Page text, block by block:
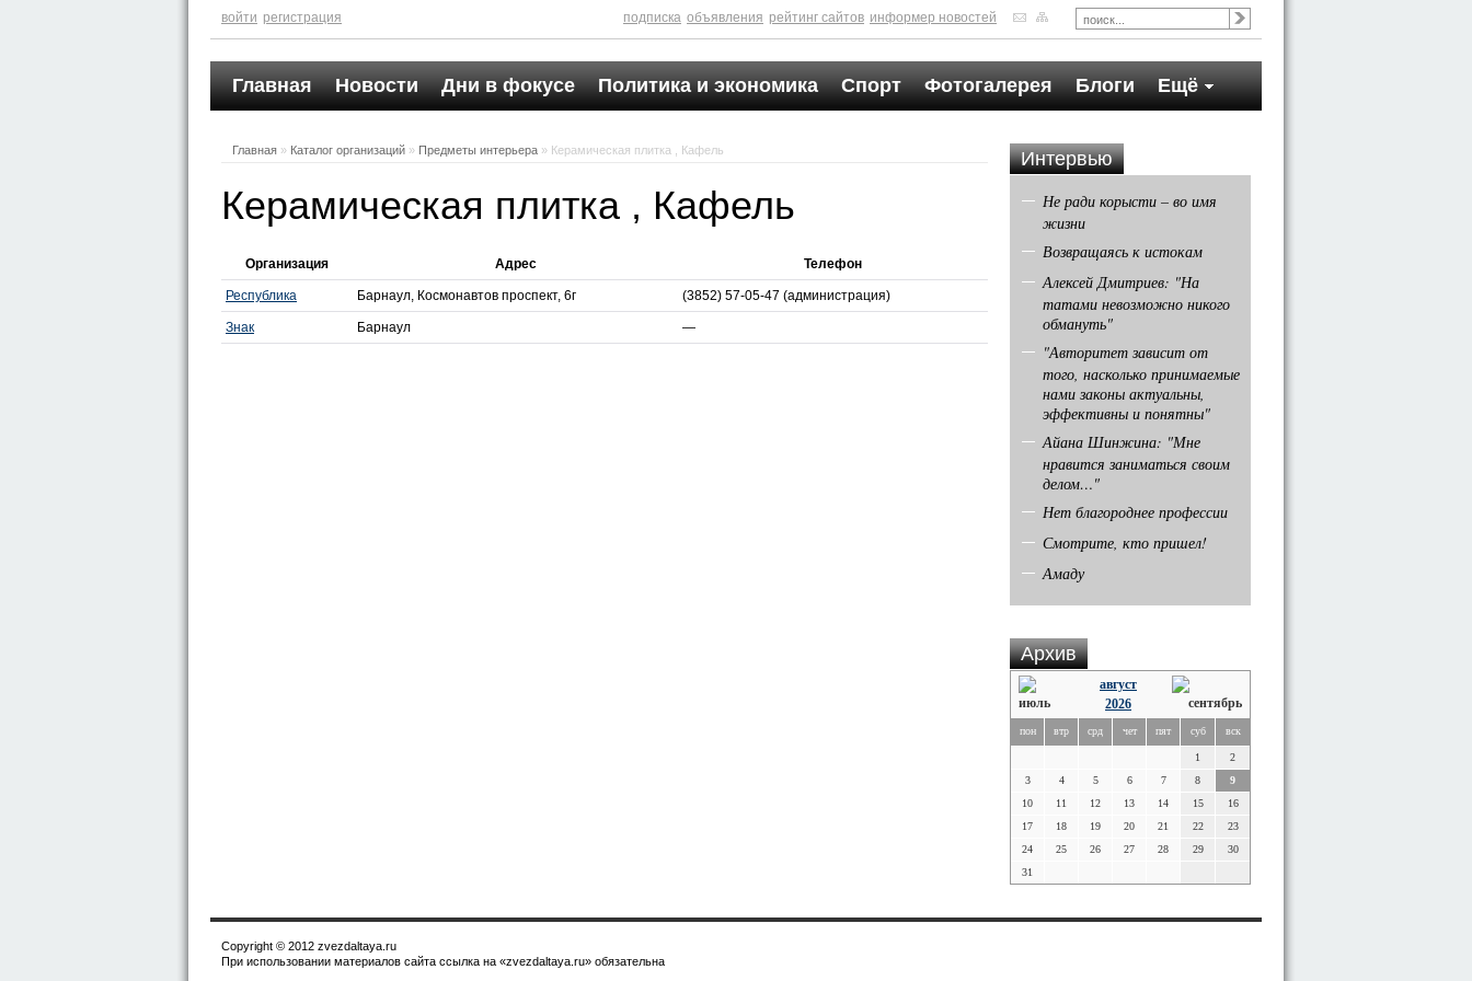
войти регистрация подписка объявления рейтинг сайтов информер новостей
Главная Новости Дни в фокусе Политика и экономика Спорт Фотогалерея Блоги Ещё
Главная » Каталог организаций » Предметы интерьера » Керамическая плитка , Кафель
Керамическая плитка , Кафель
Организация Адрес Телефон
Республика Барнаул, Космонавтов проспект, 6г (3852) 57-05-47 (администрация)
Знак Барнаул —
Интервью
Не ради корысти – во имя
жизни
Возвращаясь к истокам
Алексей Дмитриев: "На
татами невозможно никого
обмануть"
"Авторитет зависит от
того, насколько принимаемые
нами законы актуальны,
эффективны и понятны"
Айана Шинжина: "Мне
нравится заниматься своим
делом…"
Нет благороднее профессии
Смотрите, кто пришел!
Амаду
Архив
август
2026
пон втр срд чет пят суб вск
1
2
3
4 5 6 7 8
9
10
11 12 13 14 15
16
17
18 19 20 21 22
23
24
25 26 27 28 29
30
31
Copyright © 2012 zvezdaltaya.ru
При использовании материалов сайта ссылка на «zvezdaltaya.ru» обязательна